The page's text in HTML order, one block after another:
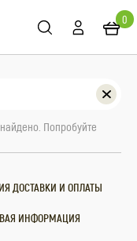
0
Попробуйте
ДОСТАВКИ И ОПЛАТЫ
ИНФОРМАЦИЯ